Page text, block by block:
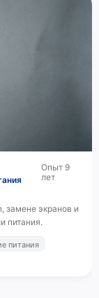
Опыт 9
лет
замене экранов и
питания.
питания